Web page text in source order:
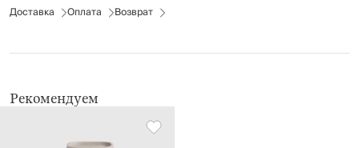
Можно мыть в посудомоечной машине.
Доставка
Оплата Возврат
Рекомендуем